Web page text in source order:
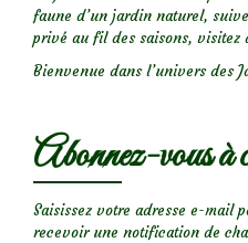
faune d’un jardin naturel,
privé au fil des saisons, visitez
Bienvenue dans l’univers des
Abonnez-vous à
Saisissez votre adresse e-mail
recevoir une notification de